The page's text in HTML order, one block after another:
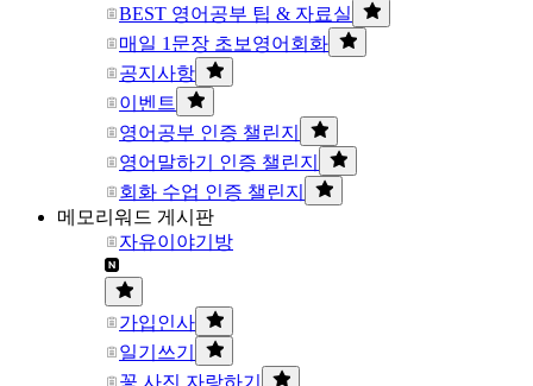
BEST 영어공부 팁 & 자료실
매일 1문장 초보영어회화
공지사항
이벤트
영어공부 인증 챌린지
영어말하기 인증 챌린지
회화 수업 인증 챌린지
메모리워드 게시판
자유이야기방
가입인사
일기쓰기
꽃 사진 자랑하기